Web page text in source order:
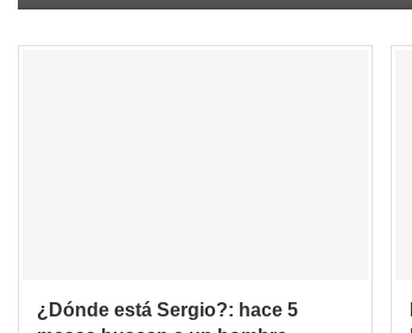
¿Dónde está Sergio?: hace 5